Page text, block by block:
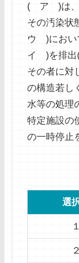
( ア )は、
その汚染状
ウ )におい
イ )を排出
その者に対
の構造若し
水等の処理
特定施設
の一時停
選
１
２